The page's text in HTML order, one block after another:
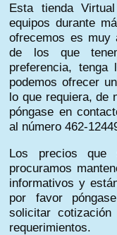
Esta tienda
equipos durante
ofrecemos es muy
de los que
preferencia,
podemos ofrecer
lo que requiera, de
póngase en
al número 462-
Los precios que
procuramos
informativos y
por favor
solicitar
requerimientos.